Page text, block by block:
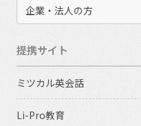
企業・法人の方
提携サイト
ミツカル英会話
Li-Pro教育